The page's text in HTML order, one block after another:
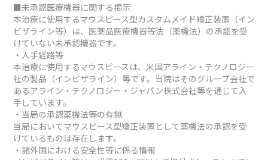
■未承認医療機器に関する掲示
本治療に使用するマウスピース型カスタムメイド矯正装置（イン
ビザライン等）は、医薬品医療機器等法（薬機法）の承認を受
けていない未承認機器です。
・入手経路等
本治療に使用するマウスピースは、米国アライン・テクノロジー
社の製品（インビザライン）等です。当院はそのグループ会社で
あるアライン・テクノロジー・ジャパン株式会社等を通じて入
手しています。
・当局の承認薬機法等の有無
当局においてマウスピース型矯正装置として薬機法の承認を受
けているものは存在します。
・諸外国における安全性等に係る情報